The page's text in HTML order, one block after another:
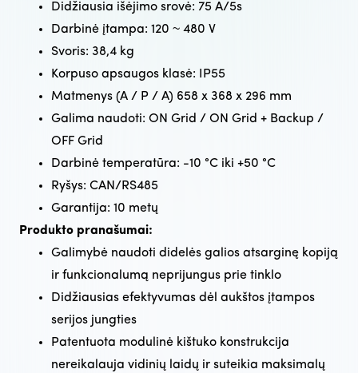
Didžiausia išėjimo srovė: 75 A/5s
Darbinė įtampa: 120 ~ 480 V
Svoris: 38,4 kg
Korpuso apsaugos klasė: IP55
Matmenys (A / P / A) 658 x 368 x 296 mm
Galima naudoti: ON Grid / ON Grid + Backup /
OFF Grid
Darbinė temperatūra: -10 °C iki +50 °C
Ryšys: CAN/RS485
Garantija: 10 metų
Produkto pranašumai:
Galimybė naudoti didelės galios atsarginę kopiją
ir funkcionalumą neprijungus prie tinklo
Didžiausias efektyvumas dėl aukštos įtampos
serijos jungties
Patentuota modulinė kištuko konstrukcija
nereikalauja vidinių laidų ir suteikia maksimalų